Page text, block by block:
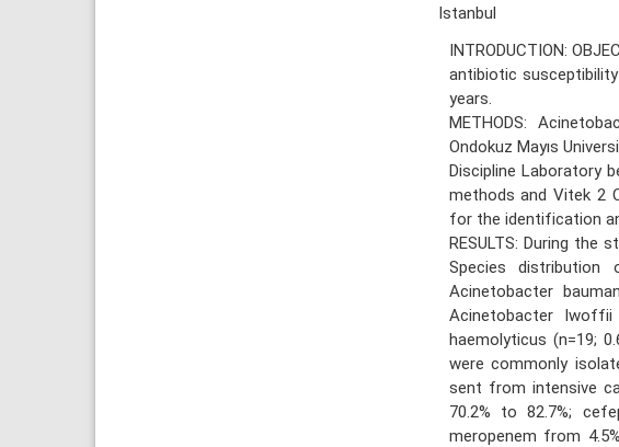
Istanbul
INTRODUCTION:
antibiotic
years.
METHODS:
Ondokuz Mayıs
Discipline Laboratory
methods and Vitek 2
for the identification
RESULTS: During the
Species
Acinetobacter
Acinetobacter lwoffii
haemolyticus (n=19;
were commonly
sent from intensive
70.2% to 82.7%;
meropenem from